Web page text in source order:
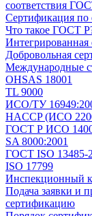
соответствия
Сертификация по
Что такое ГОСТ
Интегрированная
Добровольная
Международные
OHSAS 18001
TL 9000
ИСО/ТУ
HACCP (ИСО
ГОСТ Р ИСО
SA 8000:2001
ГОСТ ISO 13485-
ISO 17799
Инспекционный
Подача заявки и
сертификацию